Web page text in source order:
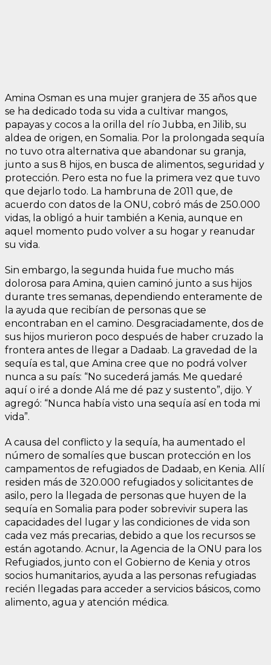
Amina Osman es una mujer granjera de 35 años que
se ha dedicado toda su vida a cultivar mangos,
papayas y cocos a la orilla del río Jubba, en Jilib, su
aldea de origen, en Somalia. Por la prolongada sequía
no tuvo otra alternativa que abandonar su granja,
junto a sus 8 hijos, en busca de alimentos, seguridad y
protección. Pero esta no fue la primera vez que tuvo
que dejarlo todo. La hambruna de 2011 que, de
acuerdo con datos de la ONU, cobró más de 250.000
vidas, la obligó a huir también a Kenia, aunque en
aquel momento pudo volver a su hogar y reanudar
su vida.
Sin embargo, la segunda huida fue mucho más
dolorosa para Amina, quien caminó junto a sus hijos
durante tres semanas, dependiendo enteramente de
la ayuda que recibían de personas que se
encontraban en el camino. Desgraciadamente, dos de
sus hijos murieron poco después de haber cruzado la
frontera antes de llegar a Dadaab. La gravedad de la
sequía es tal, que Amina cree que no podrá volver
nunca a su país: “No sucederá jamás. Me quedaré
aquí o iré a donde Alá me dé paz y sustento”, dijo. Y
agregó: “Nunca había visto una sequía así en toda mi
vida”.
A causa del conflicto y la sequía, ha aumentado el
número de somalíes que buscan protección en los
campamentos de refugiados de Dadaab, en Kenia. Allí
residen más de 320.000 refugiados y solicitantes de
asilo, pero la llegada de personas que huyen de la
sequía en Somalia para poder sobrevivir supera las
capacidades del lugar y las condiciones de vida son
cada vez más precarias, debido a que los recursos se
están agotando. Acnur, la Agencia de la ONU para los
Refugiados, junto con el Gobierno de Kenia y otros
socios humanitarios, ayuda a las personas refugiadas
recién llegadas para acceder a servicios básicos, como
alimento, agua y atención médica.